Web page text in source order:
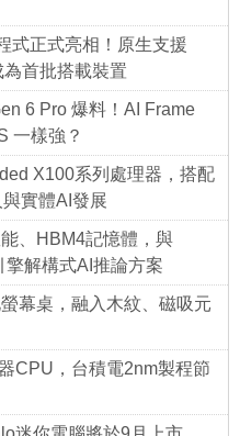
式正式亮相！原生支援
首批搭載裝置
6 Pro 爆料！AI Frame
一樣強？
X100系列處理器，搭配
實體AI發展
、HBM4記憶體，與
解構式AI推論方案
幕桌，融入木紋、磁吸元
CPU，台積電2nm製程節